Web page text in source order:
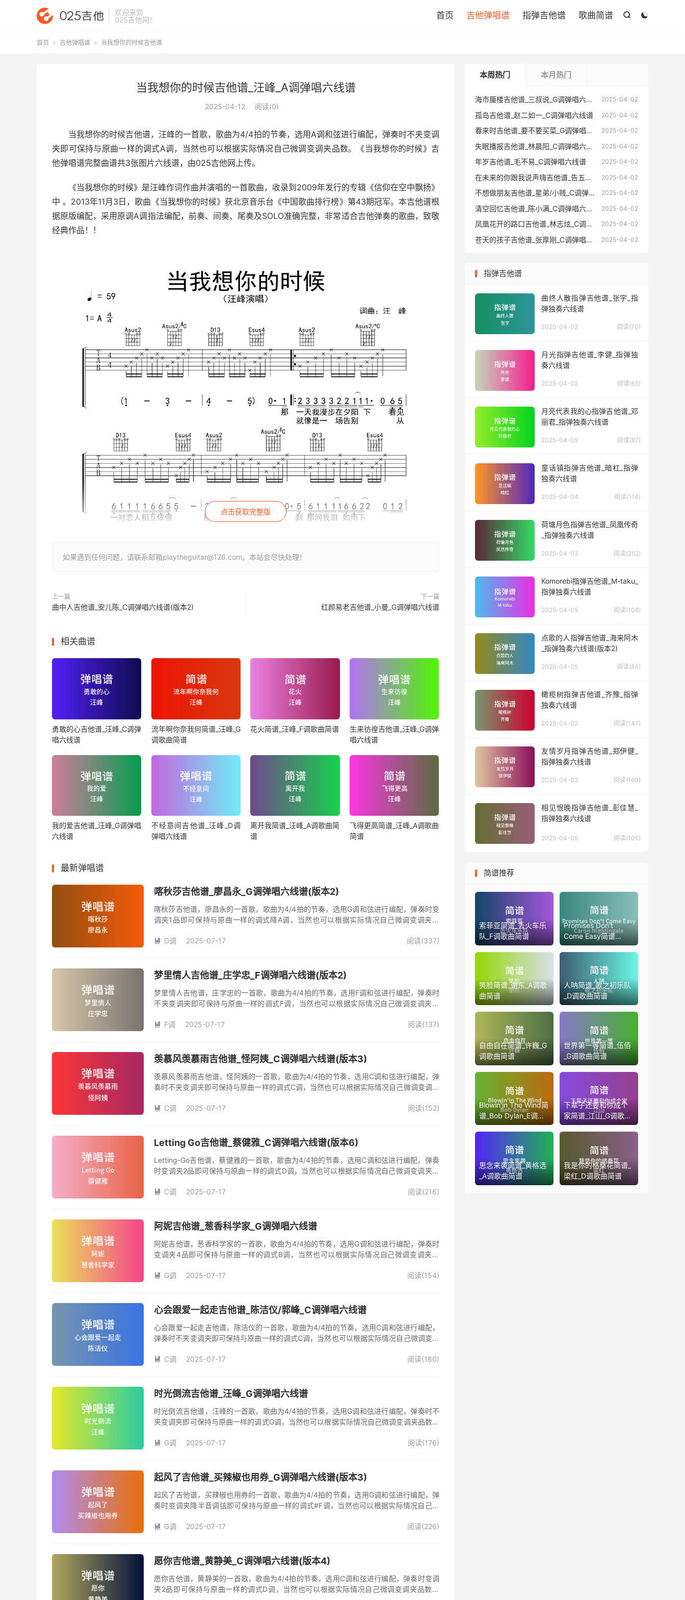
欢迎来到
025吉他网 ！ 

首页 吉他弹唱谱 指弹吉他谱 歌曲简谱
首页  吉他弹唱谱  当我想你的时候吉他谱
当我想你的时候吉他谱_汪峰_A调弹唱六线谱
2025-04-12 阅读(0)
当我想你的时候吉他谱，汪峰的一首歌，歌曲为4/4拍的节奏，选用A调和弦进行编配，弹奏时不夹变调
夹即可保持与原曲一样的调式A调，当然也可以根据实际情况自己微调变调夹品数。《当我想你的时候》吉
他弹唱谱完整曲谱共3张图片六线谱，由025吉他网上传。
《当我想你的时候》是汪峰作词作曲并演唱的一首歌曲，收录到2009年发行的专辑《信仰在空中飘扬》
中 。2013年11月3日，歌曲《当我想你的时候》获北京音乐台《中国歌曲排行榜》第43期冠军。本吉他谱根
据原版编配，采用原调A调指法编配，前奏、间奏、尾奏及SOLO准确完整，非常适合吉他弹奏的歌曲，致敬
经典作品！！
点击获取完整版
如果遇到任何问题，请联系邮箱playtheguitar@126.com，本站会尽快处理！
上一篇
曲中人吉他谱_安儿陈_C调弹唱六线谱(版本2)
下一篇
红颜易老吉他谱_小曼_G调弹唱六线谱
相关曲谱
勇敢的心吉他谱_汪峰_C调弹
唱六线谱
流年啊你奈我何简谱_汪峰_G
调歌曲简谱
花火简谱_汪峰_F调歌曲简谱
生来彷徨吉他谱_汪峰_G调弹
唱六线谱
我的爱吉他谱_汪峰_G调弹唱
六线谱
不经意间吉他谱_汪峰_D调
弹唱六线谱
离开我简谱_汪峰_A调歌曲简
谱
飞得更高简谱_汪峰_A调歌曲
简谱
最新弹唱谱
喀秋莎吉他谱_廖昌永_G调弹唱六线谱(版本2)
喀秋莎吉他谱，廖昌永的一首歌，歌曲为4/4拍的节奏，选用G调和弦进行编配，弹奏时变
调夹1品即可保持与原曲一样的调式降A调，当然也可以根据实际情况自己微调变调夹品
 G调 2025-07-17 阅读(337)
梦里情人吉他谱_庄学忠_F调弹唱六线谱(版本2)
梦里情人吉他谱，庄学忠的一首歌，歌曲为4/4拍的节奏，选用F调和弦进行编配，弹奏时
不夹变调夹即可保持与原曲一样的调式F调，当然也可以根据实际情况自己微调变调夹品
人》是由庄学忠演唱的一首经典歌曲。本吉他谱根据原版F调指法编配，完整的前奏、间奏
 F调 2025-07-17 阅读(137)
羡慕风羡慕雨吉他谱_怪阿姨_C调弹唱六线谱(版本3)
羡慕风羡慕雨吉他谱，怪阿姨的一首歌，歌曲为4/4拍的节奏，选用C调和弦进行编配，弹
奏时不夹变调夹即可保持与原曲一样的调式C调，当然也可以根据实际情况自己微调变调夹
姨演唱的歌曲《羡慕风羡慕雨》原版吉他谱，完整的前奏、间奏、尾奏solo编配，精编完美
 C调 2025-07-17 阅读(152)
Letting Go吉他谱_蔡健雅_C调弹唱六线谱(版本6)
Letting-Go吉他谱，蔡健雅的一首歌，歌曲为4/4拍的节奏，选用C调和弦进行编配，弹奏
时变调夹2品即可保持与原曲一样的调式D调，当然也可以根据实际情况自己微调变调夹品
 C调 2025-07-17 阅读(216)
阿妮吉他谱_葱香科学家_G调弹唱六线谱
阿妮吉他谱，葱香科学家的一首歌，歌曲为4/4拍的节奏，选用G调和弦进行编配，弹奏时
变调夹4品即可保持与原曲一样的调式B调，当然也可以根据实际情况自己微调变调夹品
 G调 2025-07-17 阅读(154)
心会跟爱一起走吉他谱_陈洁仪/郭峰_C调弹唱六线谱
心会跟爱一起走吉他谱，陈洁仪的一首歌，歌曲为4/4拍的节奏，选用C调和弦进行编配，
弹奏时不夹变调夹即可保持与原曲一样的调式C调，当然也可以根据实际情况自己微调变调
本吉他谱是根据陈洁仪、郭峰演唱的《心会跟爱一起走》歌曲原版编配，完整的前奏、间
 C调 2025-07-17 阅读(180)
时光倒流吉他谱_汪峰_G调弹唱六线谱
时光倒流吉他谱，汪峰的一首歌，歌曲为4/4拍的节奏，选用G调和弦进行编配，弹奏时不
夹变调夹即可保持与原曲一样的调式G调，当然也可以根据实际情况自己微调变调夹品数。
汪峰创作并演唱的歌曲，收录在他2005年发行的专辑《怒放的生命》中 。本吉他谱根据原
 G调 2025-07-17 阅读(176)
起风了吉他谱_买辣椒也用券_G调弹唱六线谱(版本3)
起风了吉他谱，买辣椒也用券的一首歌，歌曲为4/4拍的节奏，选用G调和弦进行编配，弹
奏时变调夹降半音调弦即可保持与原曲一样的调式#F调，当然也可以根据实际情况自己微
域部分，原曲太高，大部分人唱不上去，原调#F，所以选G调指法编配，降半音为原调。在
版，略难一点，但是多加练习就能拿下来，可以试着挑战一下。不想练的可以省略。歌词反
 G调 2025-07-17 阅读(226)
愿你吉他谱_黄静美_C调弹唱六线谱(版本4)
愿你吉他谱，黄静美的一首歌，歌曲为4/4拍的节奏，选用C调和弦进行编配，弹奏时变调
夹2品即可保持与原曲一样的调式D调，当然也可以根据实际情况自己微调变调夹品数。
本周热门 本月热门
2025-04-02
海市蜃楼吉他谱_三叔说_G调弹唱六线谱
2025-04-02
孤岛吉他谱_赵二如一_C调弹唱六线谱
2025-04-02
春来时吉他谱_要不要买菜_G调弹唱六线谱
2025-04-02
失眠播报吉他谱_林晨阳_C调弹唱六线谱
2025-04-02
年岁吉他谱_毛不易_C调弹唱六线谱
2025-04-02
在未来的你跟我说声嗨吉他谱_告五人_C调弹唱六线谱
2025-04-02
不想做朋友吉他谱_星弟/小贱_C调弹唱六线谱
2025-04-02
清空回忆吉他谱_陈小满_C调弹唱六线谱
2025-04-02
凤凰花开的路口吉他谱_林志炫_C调弹唱六线谱
2025-04-02
苍天的孩子吉他谱_张厚刚_C调弹唱六线谱
指弹吉他谱
曲终人散指弹吉他谱_张宇_指
弹独奏六线谱
2025-04-02 阅读(70)
月光指弹吉他谱_李健_指弹独
奏六线谱
2025-04-02 阅读(65)
月亮代表我的心指弹吉他谱_邓
丽君_指弹独奏六线谱
2025-04-05 阅读(87)
童话镇指弹吉他谱_暗杠_指弹
独奏六线谱
2025-04-04 阅读(114)
荷塘月色指弹吉他谱_凤凰传奇
_指弹独奏六线谱
2025-04-03 阅读(252)
Komorebi指弹吉他谱_M-taku_
指弹独奏六线谱
2025-04-05 阅读(108)
点歌的人指弹吉他谱_海来阿木
_指弹独奏六线谱(版本2)
2025-04-05 阅读(84)
橄榄树指弹吉他谱_齐豫_指弹
独奏六线谱
2025-04-02 阅读(147)
友情岁月指弹吉他谱_郑伊健_
指弹独奏六线谱
2025-04-03 阅读(160)
相见恨晚指弹吉他谱_彭佳慧_
指弹独奏六线谱
2025-04-05 阅读(105)
简谱推荐
索菲亚简谱_丢火车乐
队_F调歌曲简谱
Promises Don't
Come Easy简谱
_Caron Nightingale
笑脸简谱_谢东_A调歌
曲简谱
人呐简谱_歌之初乐队
_D调歌曲简谱
自由自在简谱_许巍_G
调歌曲简谱
世界第一等简谱_伍佰
_G调歌曲简谱
Blowin'in The Wind简
谱_Bob Dylan_E调歌
曲简谱
下辈子还要和你成个
家简谱_江山_G调歌曲
简谱
思念来袭简谱_黄格选
_A调歌曲简谱
我是你的格桑花简谱_
梁红_D调歌曲简谱